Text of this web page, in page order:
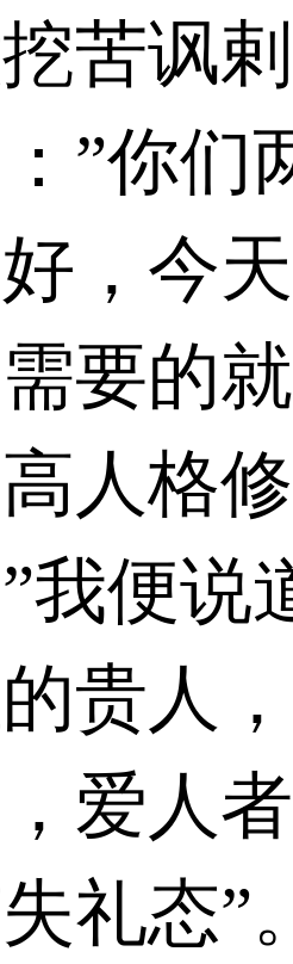
苦讽
”你们
，今
要的
人格
我便说
贵人
爱人
礼态”